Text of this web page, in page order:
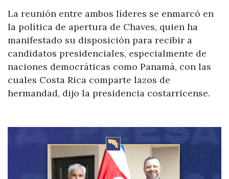
La reunión entre ambos líderes se enmarcó en
la política de apertura de Chaves, quien ha
manifestado su disposición para recibir a
candidatos presidenciales, especialmente de
naciones democráticas como Panamá, con las
cuales Costa Rica comparte lazos de
hermandad, dijo la presidencia costarricense.